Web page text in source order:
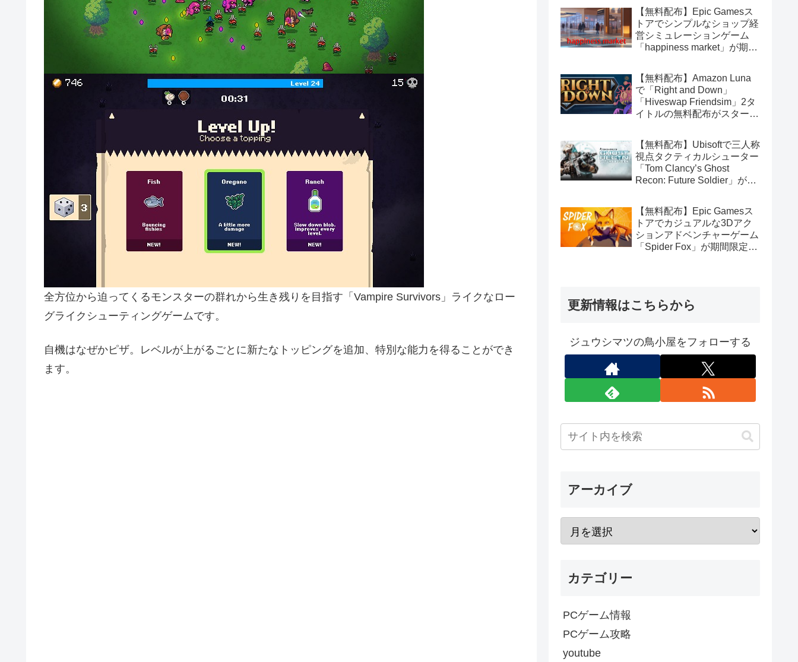
全方位から迫ってくるモンスターの群れから生き残りを目指す「Vampire Survivors」ライクなロー
グライクシューティングゲームです。
自機はなぜかピザ。レベルが上がるごとに新たなトッピングを追加、特別な能力を得ることができ
ます。
【無料配布】Epic Gamesス
トアでシンプルなショップ経
営シミュレーションゲーム
「happiness market」が期間
【無料配布】Amazon Luna
で「Right and Down」
「Hiveswap Friendsim」2タ
イトルの無料配布がスタート
【無料配布】Ubisoftで三人称
視点タクティカルシューター
「Tom Clancy’s Ghost
Recon: Future Soldier」が期
Connect版）
【無料配布】Epic Gamesス
トアでカジュアルな3Dアク
ションアドベンチャーゲーム
「Spider Fox」が期間限定で
更新情報はこちらから
ジュウシマツの鳥小屋をフォローする
アーカイブ
カテゴリー
PCゲーム情報
PCゲーム攻略
youtube